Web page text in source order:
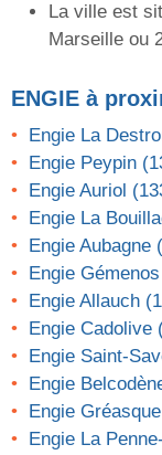
La ville est
Marseille ou
ENGIE à
Engie La
Engie Peypin
Engie Auriol
Engie La
Engie Aubagne
Engie
Engie Allauch
Engie Cadolive
Engie Saint-
Engie
Engie
Engie La